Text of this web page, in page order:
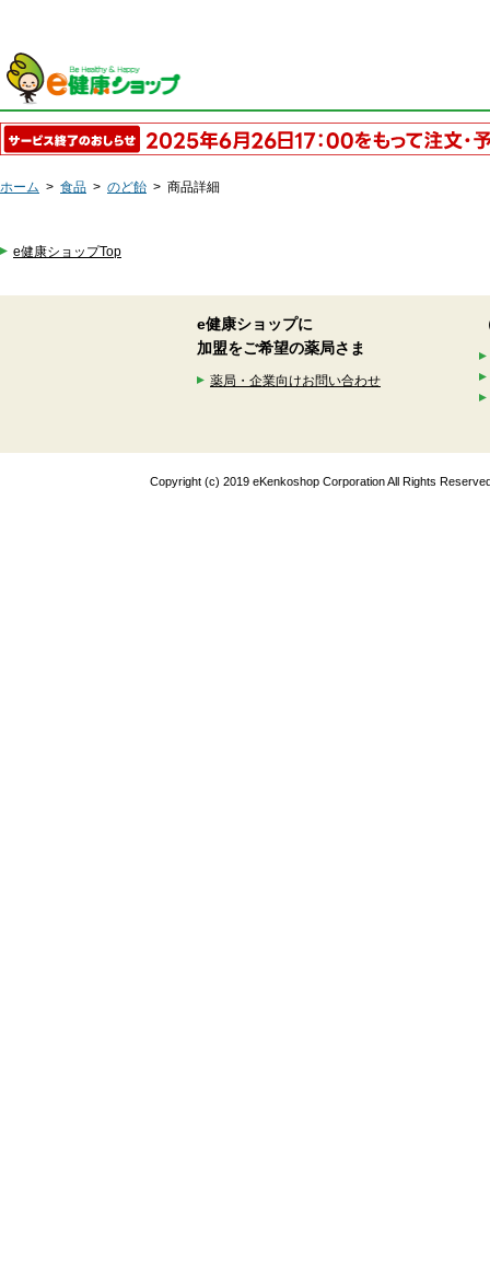
ホーム > 食品 > のど飴 > 商品詳細
e健康ショップTop
e健康ショップに
加盟をご希望の薬局さま
薬局・企業向けお問い合わせ
Copyright (c) 2019 eKenkoshop Corporation All Rights